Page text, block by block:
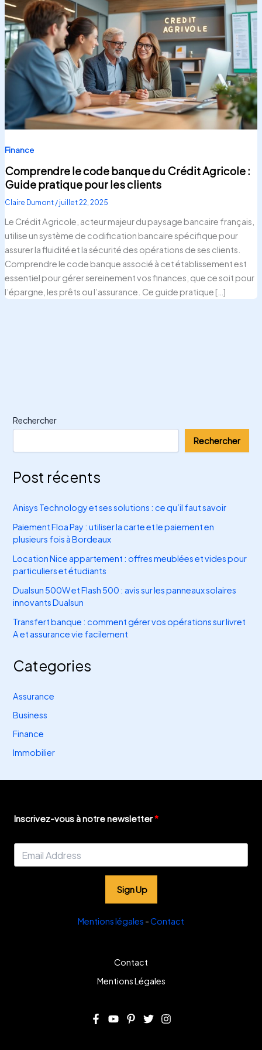
Finance
Comprendre le code banque du Crédit Agricole :
Guide pratique pour les clients
Claire Dumont / juillet 22, 2025
Le Crédit Agricole, acteur majeur du paysage bancaire français,
utilise un système de codification bancaire spécifique pour
assurer la fluidité et la sécurité des opérations de ses clients.
Comprendre le code banque associé à cet établissement est
essentiel pour gérer sereinement vos finances, que ce soit pour
l’épargne, les prêts ou l’assurance. Ce guide pratique […]
Rechercher
Rechercher
Post récents
Anisys Technology et ses solutions : ce qu’il faut savoir
Paiement Floa Pay : utiliser la carte et le paiement en
plusieurs fois à Bordeaux
Location Nice appartement : offres meublées et vides pour
particuliers et étudiants
Dualsun 500W et Flash 500 : avis sur les panneaux solaires
innovants Dualsun
Transfert banque : comment gérer vos opérations sur livret
A et assurance vie facilement
Categories
Assurance
Business
Finance
Immobilier
Inscrivez-vous à notre newsletter
Sign Up
Mentions légales -Contact
Contact
Mentions Légales